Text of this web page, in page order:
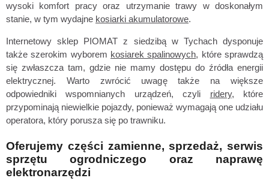
wysoki komfort pracy oraz utrzymanie trawy w doskonałym
stanie, w tym wydajne kosiarki akumulatorowe.
Internetowy sklep PIOMAT z siedzibą w Tychach dysponuje
także szerokim wyborem kosiarek spalinowych, które sprawdzą
się zwłaszcza tam, gdzie nie mamy dostępu do źródła energii
elektrycznej. Warto zwrócić uwagę także na większe
odpowiedniki wspomnianych urządzeń, czyli ridery, które
przypominają niewielkie pojazdy, ponieważ wymagają one udziału
operatora, który porusza się po trawniku.
Oferujemy części zamienne, sprzedaż, serwis
sprzętu ogrodniczego oraz naprawę
elektronarzędzi